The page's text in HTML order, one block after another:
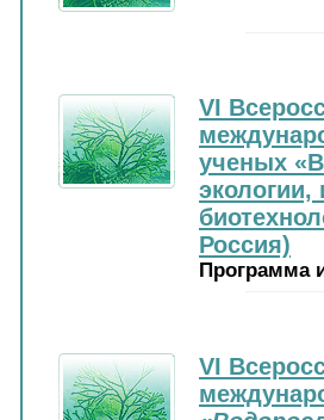
VI
ученых
экологии,
Россия)
Программа
VI